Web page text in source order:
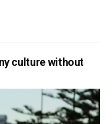
culture without